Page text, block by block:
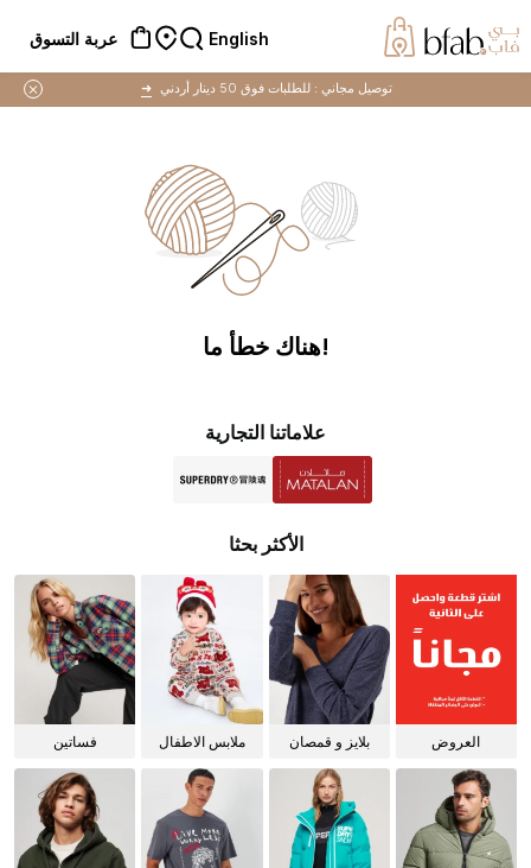
English عربة التسوق
توصيل مجاني : للطلبات فوق 50 دينار أردني ➜
!هناك خطأ ما
علاماتنا التجارية
الأكثر بحثا
العروض
بلايز و قمصان
ملابس الاطفال فساتين